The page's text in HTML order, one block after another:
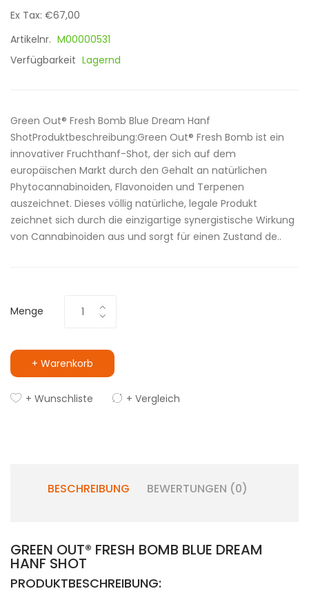
Ex Tax: €67,00
Artikelnr. M00000531
Verfügbarkeit Lagernd
Green Out® Fresh Bomb Blue Dream Hanf
ShotProduktbeschreibung:Green Out® Fresh Bomb ist ein
innovativer Fruchthanf-Shot, der sich auf dem
europäischen Markt durch den Gehalt an natürlichen
Phytocannabinoiden, Flavonoiden und Terpenen
auszeichnet. Dieses völlig natürliche, legale Produkt
zeichnet sich durch die einzigartige synergistische Wirkung
von Cannabinoiden aus und sorgt für einen Zustand de..
Menge
+ Warenkorb
+ Wunschliste + Vergleich
BESCHREIBUNG BEWERTUNGEN (0)
GREEN OUT® FRESH BOMB BLUE DREAM
HANF SHOT
PRODUKTBESCHREIBUNG: